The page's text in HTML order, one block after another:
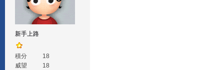
新手上路
積分
18
威望
18